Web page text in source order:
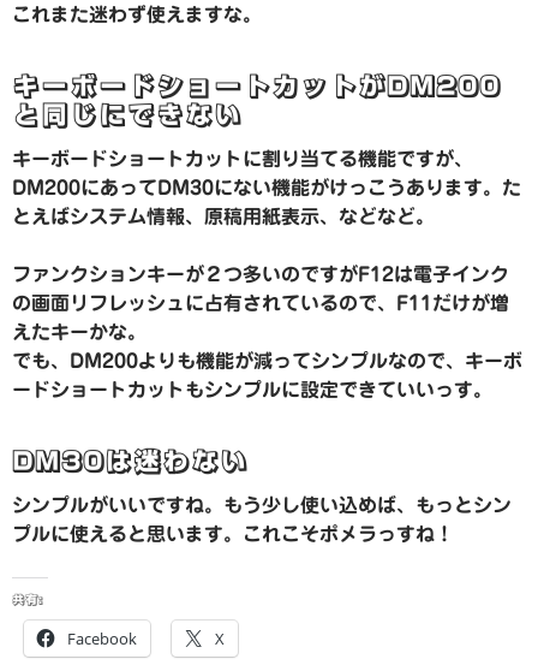
これまた迷わず使えますな。
キーボードショートカットがDM200
と同じにできない
キーボードショートカットに割り当てる機能ですが、
DM200にあってDM30にない機能がけっこうあります。た
とえばシステム情報、原稿用紙表示、などなど。
ファンクションキーが２つ多いのですがF12は電子インク
の画面リフレッシュに占有されているので、F11だけが増
えたキーかな。
でも、DM200よりも機能が減ってシンプルなので、キーボ
ードショートカットもシンプルに設定できていいっす。
DM30は迷わない
シンプルがいいですね。もう少し使い込めば、もっとシン
プルに使えると思います。これこそポメラっすね！
共有:
Facebook X